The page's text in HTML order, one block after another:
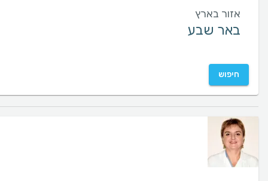
אזור בארץ
חיפוש